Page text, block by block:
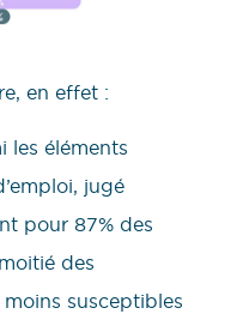
en effet :
les éléments
jugé
pour 87% des
des
susceptibles